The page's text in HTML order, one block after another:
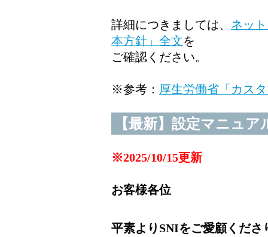
詳細につきましては、 ネッ
本方針」全文を
ご確認ください。
※参考： 厚生労働省「カス
【最新】設定マニュ
※2025/10/15更新
お客様各位
平素よりSNIをご愛顧くだ